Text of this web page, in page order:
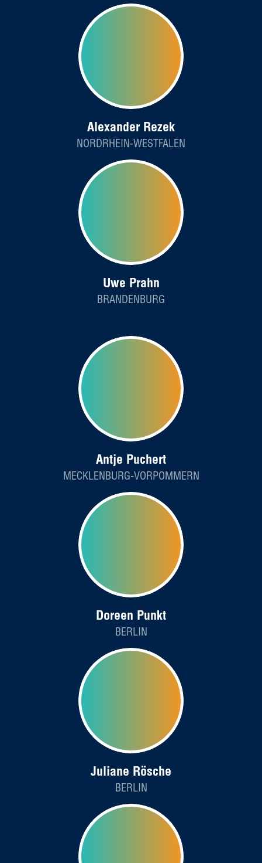
Alexander Rezek
NORDRHEIN-WESTFALEN
Uwe Prahn
BRANDENBURG
Antje Puchert
MECKLENBURG-VORPOMMERN
Doreen Punkt
BERLIN
Juliane Rösche
BERLIN